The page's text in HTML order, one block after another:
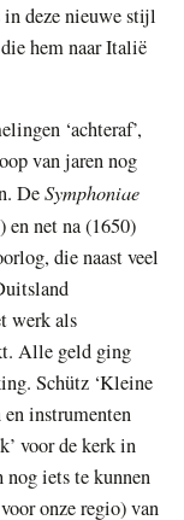
in deze nieuwe stijl
hem naar Italië
‘achteraf’,
van jaren nog
DeSymphoniae
en net na (1650)
die naast veel
werk als
Alle geld ging
Schütz ‘Kleine
instrumenten
voor de kerk in
iets te kunnen
onze regio) van